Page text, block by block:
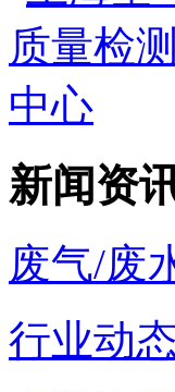
新闻资
废气/废
行业动